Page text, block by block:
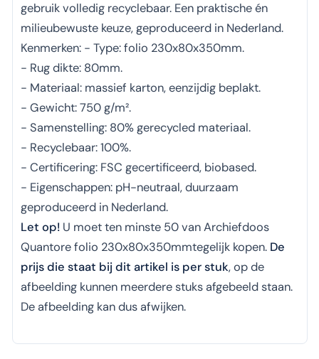
gebruik volledig recyclebaar. Een praktische én
milieubewuste keuze, geproduceerd in Nederland.
Kenmerken: - Type: folio 230x80x350mm.
- Rug dikte: 80mm.
- Materiaal: massief karton, eenzijdig beplakt.
- Gewicht: 750 g/m².
- Samenstelling: 80% gerecycled materiaal.
- Recyclebaar: 100%.
- Certificering: FSC gecertificeerd, biobased.
- Eigenschappen: pH-neutraal, duurzaam
geproduceerd in Nederland.
Let op!U moet ten minste 50 van Archiefdoos
Quantore folio 230x80x350mmtegelijk kopen. De
prijs die staat bij dit artikel is per stuk, op de
afbeelding kunnen meerdere stuks afgebeeld staan.
De afbeelding kan dus afwijken.